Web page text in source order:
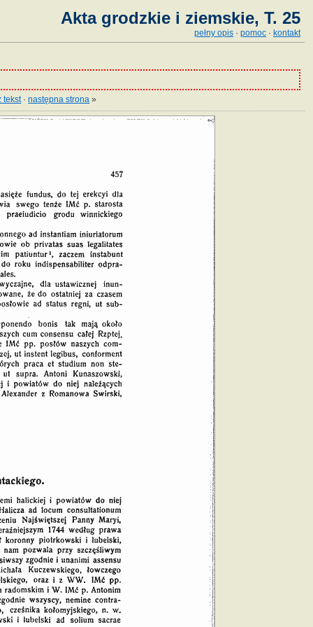
Akta grodzkie i ziemskie, T. 25
pełny opis · pomoc · kontakt
tekst·następna strona »